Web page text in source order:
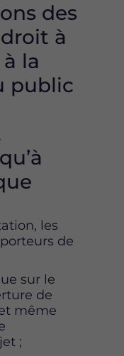
des
à
la
public
les
de
sur le
de
même
;